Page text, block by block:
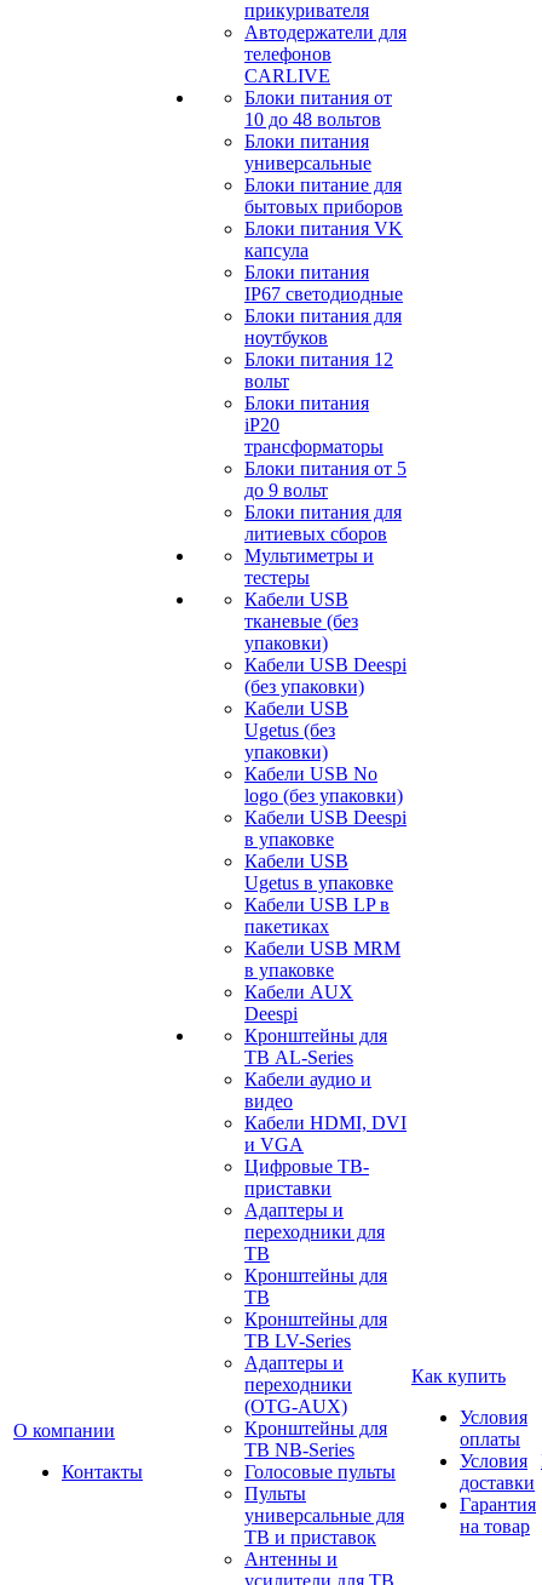
О компании
Контакты
прикуривателя
Автодержатели для
телефонов
CARLIVE
Блоки питания от
10 до 48 вольтов
Блоки питания
универсальные
Блоки питание для
бытовых приборов
Блоки питания VK
капсула
Блоки питания
IP67 светодиодные
Блоки питания для
ноутбуков
Блоки питания 12
вольт
Блоки питания
iP20
трансформаторы
Блоки питания от 5
до 9 вольт
Блоки питания для
литиевых сборов
Мультиметры и
тестеры
Кабели USB
тканевые (без
упаковки)
Кабели USB Deespi
(без упаковки)
Кабели USB
Ugetus (без
упаковки)
Кабели USB No
logo (без упаковки)
Кабели USB Deespi
в упаковке
Кабели USB
Ugetus в упаковке
Кабели USB LP в
пакетиках
Кабели USB MRM
в упаковке
Кабели AUX
Deespi
Кронштейны для
ТВ AL-Series
Кабели аудио и
видео
Кабели HDMI, DVI
и VGA
Цифровые ТВ-
приставки
Адаптеры и
переходники для
ТВ
Кронштейны для
ТВ
Кронштейны для
ТВ LV-Series
Адаптеры и
переходники
(OTG-AUX)
Кронштейны для
ТВ NB-Series
Голосовые пульты
Пульты
универсальные для
ТВ и приставок
Антенны и
усилители для ТВ
Как купить
Условия
оплаты
Условия
доставки
Гарантия
на товар